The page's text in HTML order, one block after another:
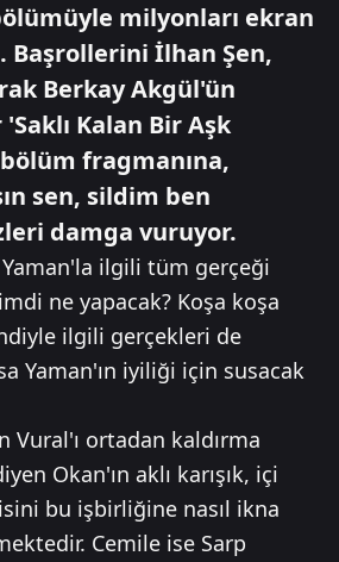
milyonları ekran
Başrollerini İlhan Şen,
Berkay Akgül'ün
Kalan Bir Aşk
fragmanına,
sen, sildim ben
damga vuruyor.
ilgili tüm gerçeği
ne yapacak? Koşa koşa
ilgili gerçekleri de
Yaman'ın iyiliği için susacak
Vural'ı ortadan kaldırma
Okan'ın aklı karışık, içi
bu işbirliğine nasıl ikna
Cemile ise Sarp